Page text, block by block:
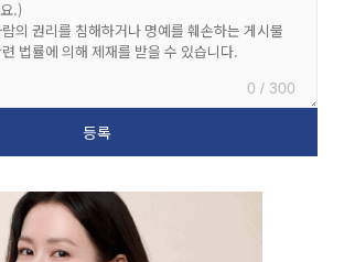
0 / 300